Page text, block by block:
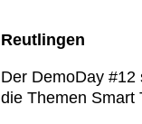
Reutlingen
Der DemoDay
die Themen Smart